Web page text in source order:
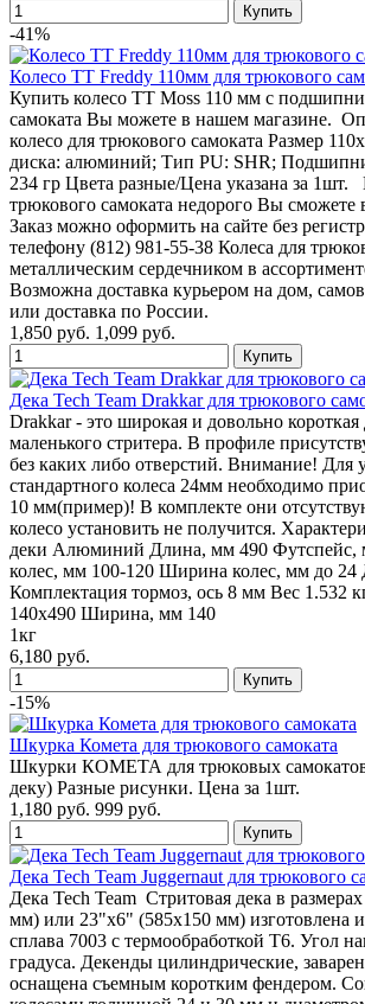
-41%
Колесо TT Freddy 110мм для трюкового
Купить колесо TT Moss 110 мм с
самоката Вы можете в нашем магазине.
колесо для трюкового самоката Размер
диска: алюминий; Тип PU: SHR;
234 гр Цвета разные/Цена указана за 1шт.
трюкового самоката недорого Вы сможете
Заказ можно оформить на сайте без
телефону (812) 981-55-38 Колеса для
металлическим сердечником в
Возможна доставка курьером на дом,
или доставка по России.
1,850 руб. 1,099 руб.
Дека Tech Team Drakkar для трюкового
Drakkar - это широкая и довольно короткая
маленького стритера. В профиле
без каких либо отверстий. Внимание! Для
стандартного колеса 24мм необходимо
10 мм(пример)! В комплекте они
колесо установить не получится.
деки Алюминий Длина, мм 490 Футспейс,
колес, мм 100-120 Ширина колес, мм до
Комплектация тормоз, ось 8 мм Вес 1.532
140x490 Ширина, мм 140
1кг
6,180 руб.
-15%
Шкурка Комета для трюкового самоката
Шкурки КОМЕТА для трюковых самокатов
деку) Разные рисунки. Цена за 1шт.
1,180 руб. 999 руб.
Дека Tech Team Juggernaut для трюкового
Дека Tech Team Стритовая дека в
мм) или 23"х6" (585х150 мм) изготовлена
сплава 7003 с термообработкой T6. Угол
градуса. Декенды цилиндрические,
оснащена съемным коротким фендером.